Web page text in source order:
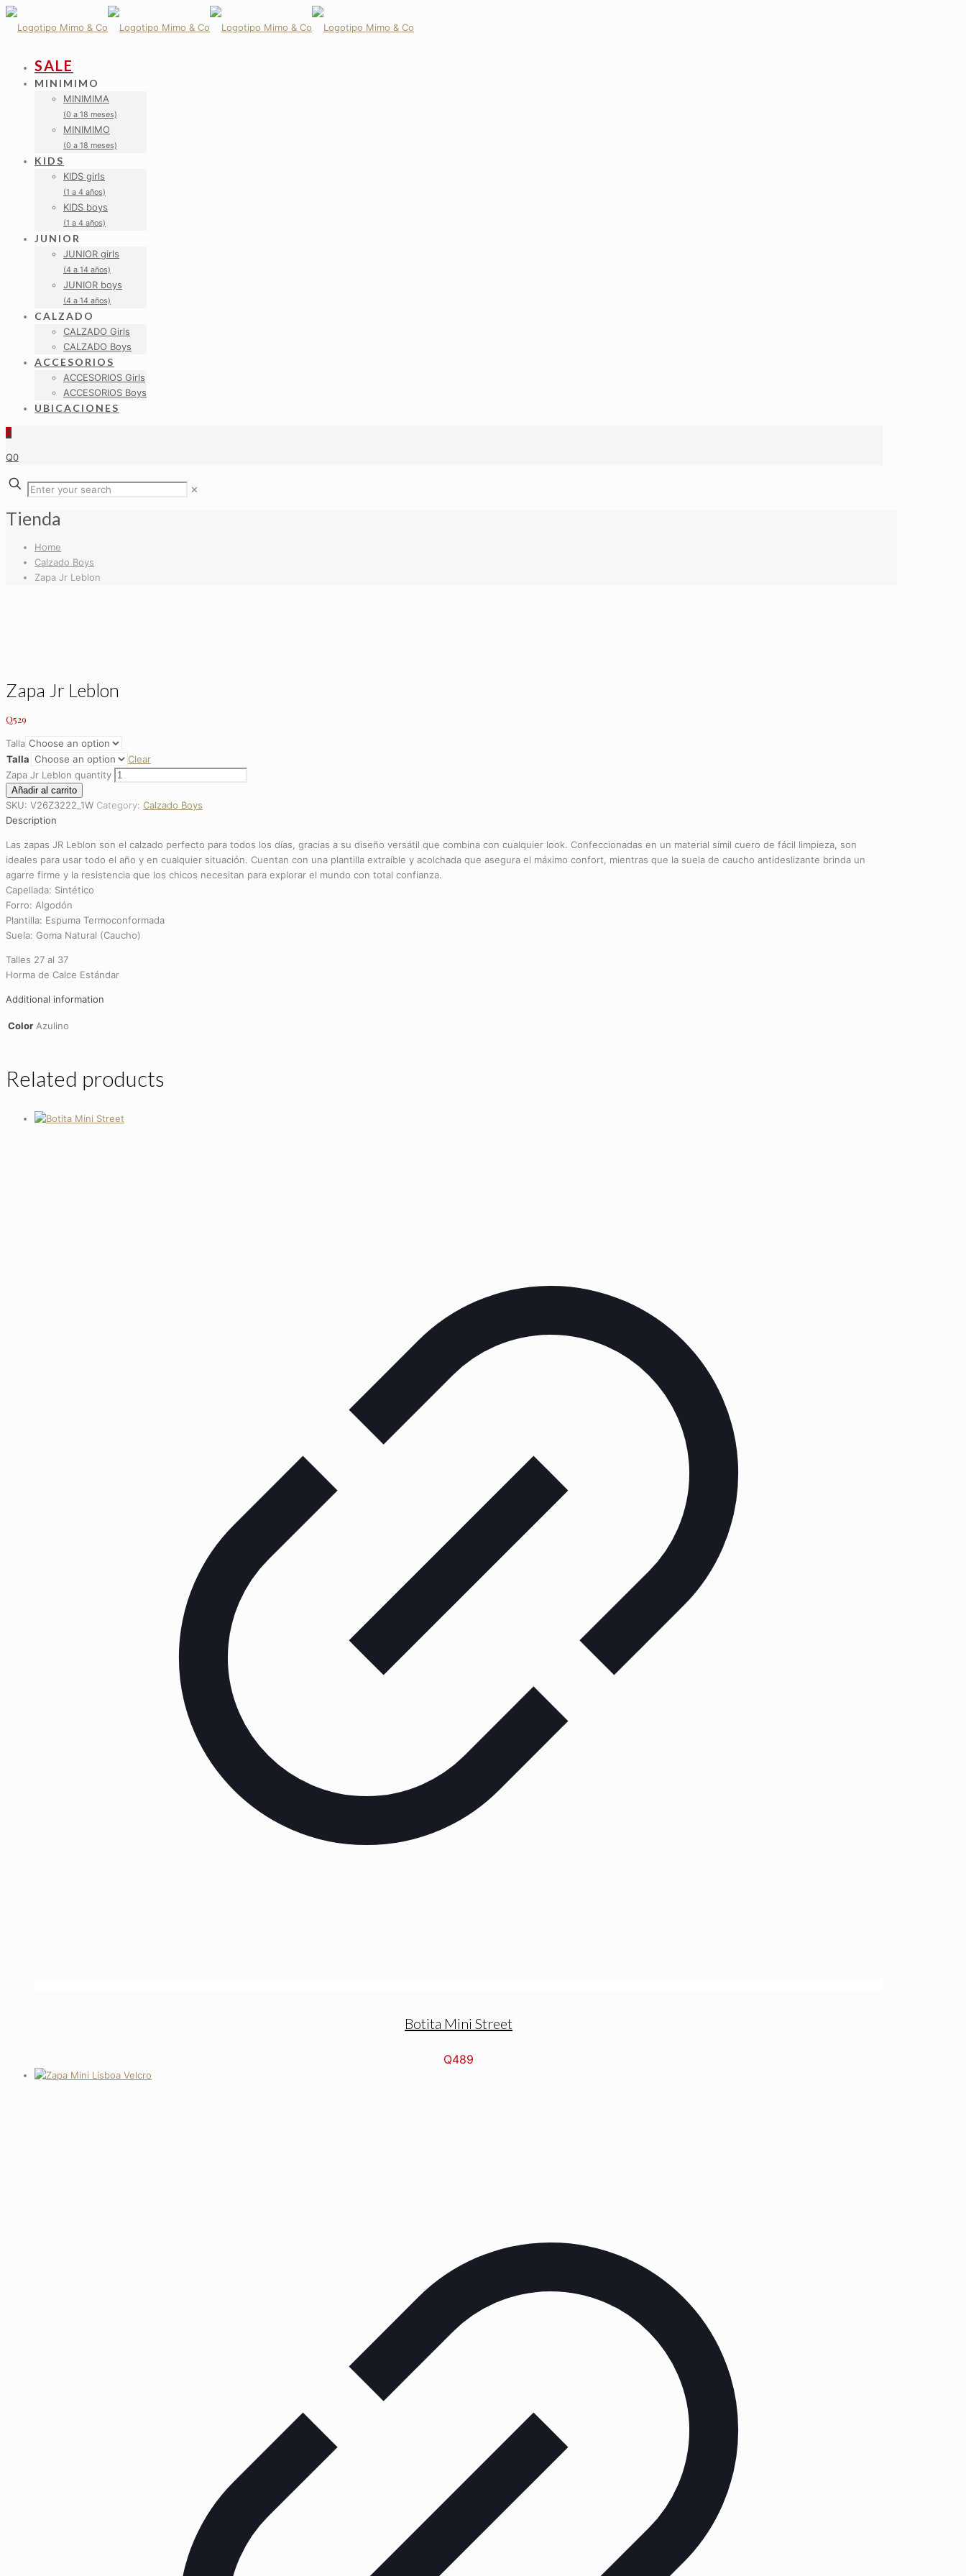
SALE
MINIMIMO
MINIMIMA
(0 a 18 meses)
MINIMIMO
(0 a 18 meses)
KIDS
KIDS girls
(1 a 4 años)
KIDS boys
(1 a 4 años)
JUNIOR
JUNIOR girls
(4 a 14 años)
JUNIOR boys
(4 a 14 años)
CALZADO
CALZADO Girls
CALZADO Boys
ACCESORIOS
ACCESORIOS Girls
ACCESORIOS Boys
UBICACIONES
0
Q0
✕
Tienda
Home
Calzado Boys
Zapa Jr Leblon
NEW!
Zapa Jr Leblon
Q529
Talla
Talla
Clear
Zapa Jr Leblon quantity
Añadir al carrito
SKU: V26Z3222_1W Category: Calzado Boys
Description
Las zapas JR Leblon son el calzado perfecto para todos los días, gracias a su diseño versátil que combina con cualquier look. Confeccionadas en un material símil cuero de fácil limpieza, son
ideales para usar todo el año y en cualquier situación. Cuentan con una plantilla extraíble y acolchada que asegura el máximo confort, mientras que la suela de caucho antideslizante brinda un
agarre firme y la resistencia que los chicos necesitan para explorar el mundo con total confianza.
Capellada: Sintético
Forro: Algodón
Plantilla: Espuma Termoconformada
Suela: Goma Natural (Caucho)
Talles 27 al 37
Horma de Calce Estándar
Additional information
Color Azulino
Related products
Botita Mini Street
Q489